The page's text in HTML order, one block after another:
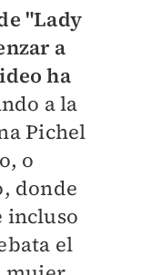
"Lady
a
ha
a la
Pichel
o
donde
incluso
el